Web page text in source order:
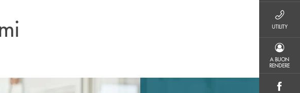
UTILITY
A BUON
RENDERE